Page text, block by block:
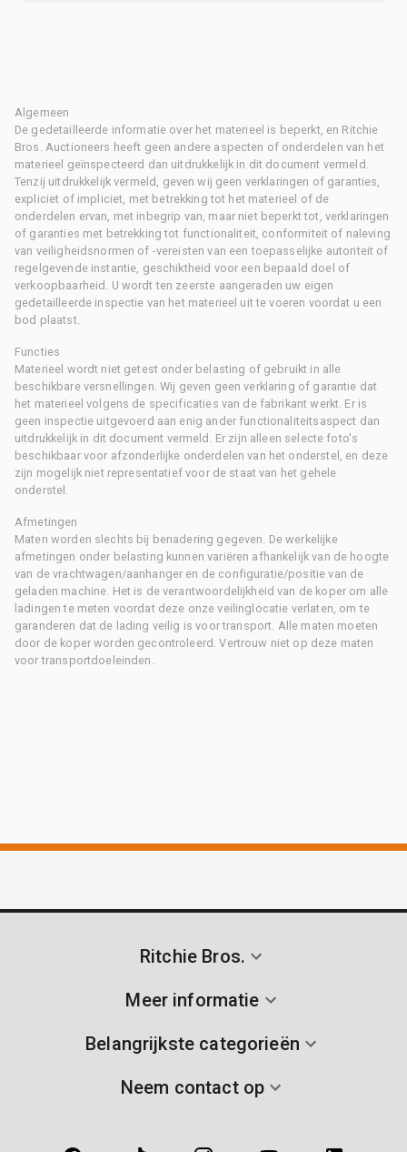
Algemeen
De gedetailleerde informatie over het materieel is beperkt, en Ritchie
Bros. Auctioneers heeft geen andere aspecten of onderdelen van het
materieel geïnspecteerd dan uitdrukkelijk in dit document vermeld.
Tenzij uitdrukkelijk vermeld, geven wij geen verklaringen of garanties,
expliciet of impliciet, met betrekking tot het materieel of de
onderdelen ervan, met inbegrip van, maar niet beperkt tot, verklaringen
of garanties met betrekking tot functionaliteit, conformiteit of naleving
van veiligheidsnormen of -vereisten van een toepasselijke autoriteit of
regelgevende instantie, geschiktheid voor een bepaald doel of
verkoopbaarheid. U wordt ten zeerste aangeraden uw eigen
gedetailleerde inspectie van het materieel uit te voeren voordat u een
bod plaatst.
Functies
Materieel wordt niet getest onder belasting of gebruikt in alle
beschikbare versnellingen. Wij geven geen verklaring of garantie dat
het materieel volgens de specificaties van de fabrikant werkt. Er is
geen inspectie uitgevoerd aan enig ander functionaliteitsaspect dan
uitdrukkelijk in dit document vermeld. Er zijn alleen selecte foto's
beschikbaar voor afzonderlijke onderdelen van het onderstel, en deze
zijn mogelijk niet representatief voor de staat van het gehele
onderstel.
Afmetingen
Maten worden slechts bij benadering gegeven. De werkelijke
afmetingen onder belasting kunnen variëren afhankelijk van de hoogte
van de vrachtwagen/aanhanger en de configuratie/positie van de
geladen machine. Het is de verantwoordelijkheid van de koper om alle
ladingen te meten voordat deze onze veilinglocatie verlaten, om te
garanderen dat de lading veilig is voor transport. Alle maten moeten
door de koper worden gecontroleerd. Vertrouw niet op deze maten
voor transportdoeleinden.
Ritchie Bros.
Meer informatie
Belangrijkste categorieën
Neem contact op